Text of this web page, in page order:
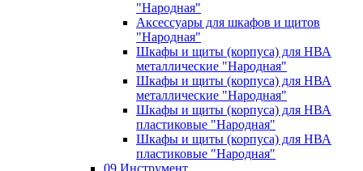
"Народная"
Аксессуары для шкафов и щитов
"Народная"
Шкафы и щиты (корпуса) для НВА
металлические "Народная"
Шкафы и щиты (корпуса) для НВА
металлические "Народная"
Шкафы и щиты (корпуса) для НВА
пластиковые "Народная"
Шкафы и щиты (корпуса) для НВА
пластиковые "Народная"
09 Инструмент